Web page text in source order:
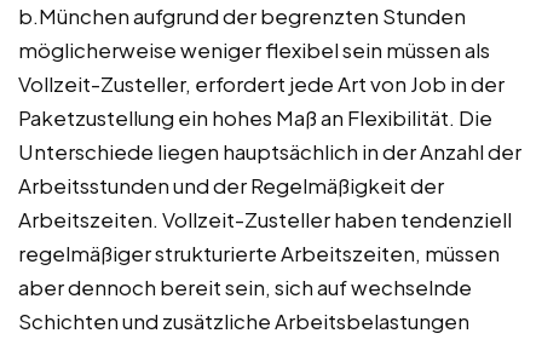
b.München aufgrund der begrenzten Stunden
möglicherweise weniger flexibel sein müssen als
Vollzeit-Zusteller, erfordert jede Art von Job in der
Paketzustellung ein hohes Maß an Flexibilität. Die
Unterschiede liegen hauptsächlich in der Anzahl der
Arbeitsstunden und der Regelmäßigkeit der
Arbeitszeiten. Vollzeit-Zusteller haben tendenziell
regelmäßiger strukturierte Arbeitszeiten, müssen
aber dennoch bereit sein, sich auf wechselnde
Schichten und zusätzliche Arbeitsbelastungen